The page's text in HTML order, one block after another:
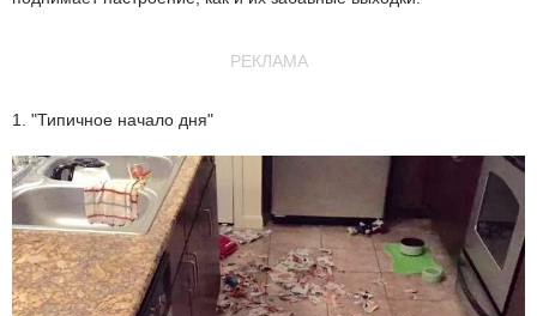
РЕКЛАМА
1. "Типичное начало дня"